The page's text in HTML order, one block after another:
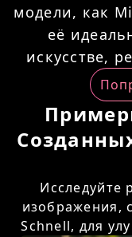
модели, как
её
искусстве,
Исследуйте
изображения,
Schnell, для